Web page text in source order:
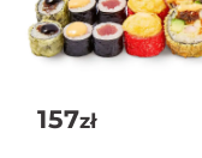
157zł